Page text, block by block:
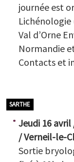
journée est
Lichénologie
Val d’Orne
Normandie
Contacts et
SARTHE
Jeudi 16
/ Verneil-le-
Sortie